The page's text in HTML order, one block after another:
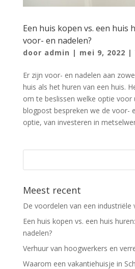
Een huis kopen vs. een huis
voor- en nadelen?
door admin | mei 9, 2022 |
Er zijn voor- en nadelen aan
huis als het huren van een huis.
om te beslissen welke optie voor
blogpost bespreken we de voor-
optie, van investeren in
Meest recent
De voordelen van een industriële
Een huis kopen vs. een huis
nadelen?
Verhuur van hoogwerkers en
Waarom een vakantiehuisje in